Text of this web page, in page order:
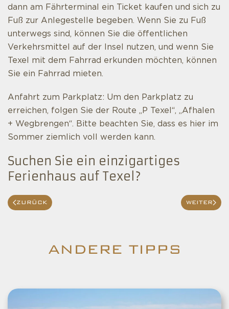
dann am Fährterminal ein Ticket kaufen und sich zu
Fuß zur Anlegestelle begeben. Wenn Sie zu Fuß
unterwegs sind, können Sie die öffentlichen
Verkehrsmittel auf der Insel nutzen, und wenn Sie
Texel mit dem Fahrrad erkunden möchten, können
Sie ein Fahrrad mieten.
Anfahrt zum Parkplatz: Um den Parkplatz zu
erreichen, folgen Sie der Route „P Texel“, „Afhalen
+ Wegbrengen“. Bitte beachten Sie, dass es hier im
Sommer ziemlich voll werden kann.
Suchen Sie ein einzigartiges
Ferienhaus auf Texel?
ZURÜCK WEITER
ANDERE TIPPS